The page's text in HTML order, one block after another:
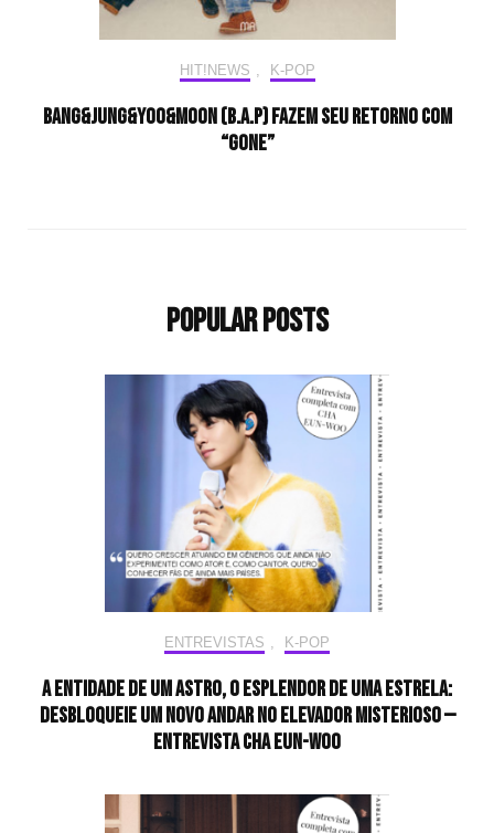
HIT!NEWS K-POP
BANG&JUNG&YOO&MOON (B.A.P) fazem seu retorno com
“Gone”
Popular Posts
ENTREVISTAS K-POP
A entidade de um astro, o esplendor de uma estrela:
desbloqueie um novo andar no elevador misterioso —
Entrevista CHA EUN-WOO